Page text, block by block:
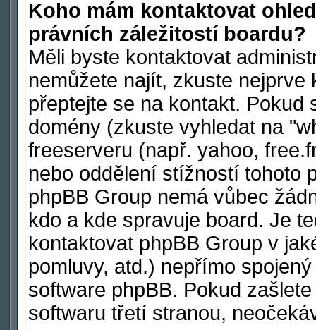
Koho mám kontaktovat
právních záležitostí boardu?
Měli byste kontaktovat
nemůžete najít, zkuste
přeptejte se na kontakt. Pokud
domény (zkuste vyhledat na
freeserveru (např. yahoo,
nebo oddělení stížností tohoto
phpBB Group nemá vůbec
kdo a kde spravuje board. Je
kontaktovat phpBB Group v
pomluvy, atd.) nepřímo
software phpBB. Pokud
softwaru třetí stranou,